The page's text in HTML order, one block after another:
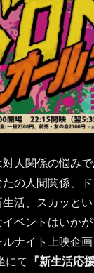
対人関係の悩み
の人間関係、
活、スカッとい
イベントはいか
ナイト上映企
にて
『新生活応